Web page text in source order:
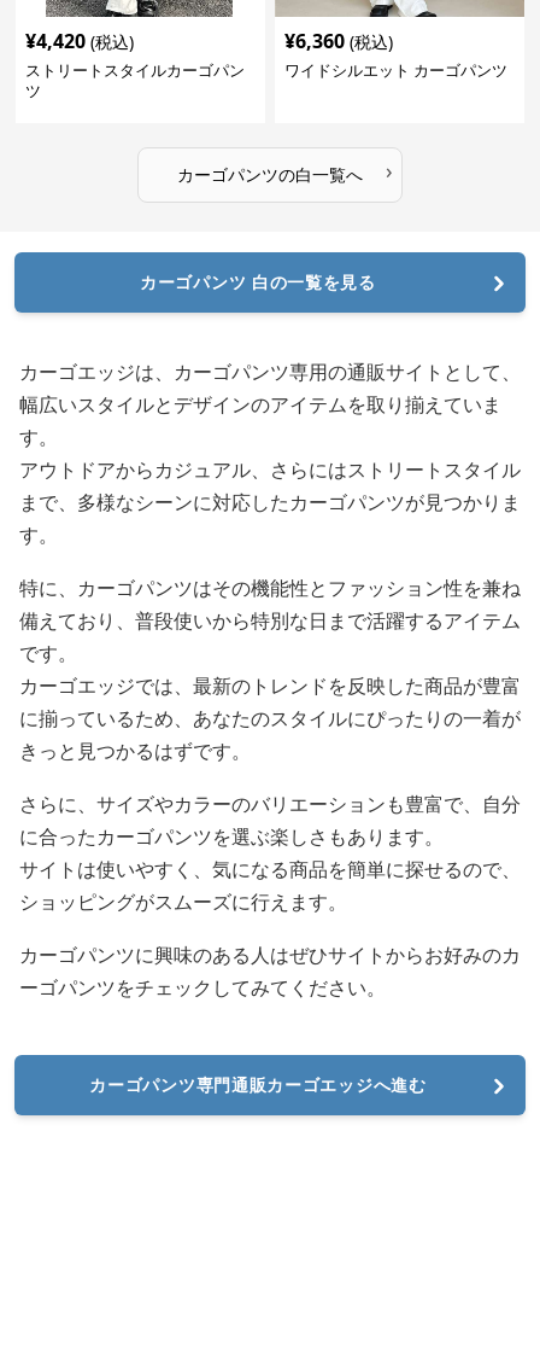
¥4,420 (税込)
ストリートスタイルカーゴパン
ツ
¥6,360 (税込)
ワイドシルエット カーゴパンツ
カーゴパンツの白一覧へ ›
カーゴパンツ 白の一覧を見る
カーゴエッジは、カーゴパンツ専用の通販サイトとして、
幅広いスタイルとデザインのアイテムを取り揃えていま
す。
アウトドアからカジュアル、さらにはストリートスタイル
まで、多様なシーンに対応したカーゴパンツが見つかりま
す。
特に、カーゴパンツはその機能性とファッション性を兼ね
備えており、普段使いから特別な日まで活躍するアイテム
です。
カーゴエッジでは、最新のトレンドを反映した商品が豊富
に揃っているため、あなたのスタイルにぴったりの一着が
きっと見つかるはずです。
さらに、サイズやカラーのバリエーションも豊富で、自分
に合ったカーゴパンツを選ぶ楽しさもあります。
サイトは使いやすく、気になる商品を簡単に探せるので、
ショッピングがスムーズに行えます。
カーゴパンツに興味のある人はぜひサイトからお好みのカ
ーゴパンツをチェックしてみてください。
カーゴパンツ専門通販カーゴエッジへ進む